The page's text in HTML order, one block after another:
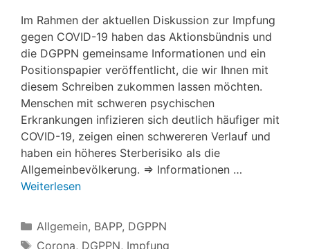
Im Rahmen der aktuellen Diskussion zur Impfung
gegen COVID-19 haben das Aktionsbündnis und
die DGPPN gemeinsame Informationen und ein
Positionspapier veröffentlicht, die wir Ihnen mit
diesem Schreiben zukommen lassen möchten.
Menschen mit schweren psychischen
Erkrankungen infizieren sich deutlich häufiger mit
COVID-19, zeigen einen schwereren Verlauf und
haben ein höheres Sterberisiko als die
Allgemeinbevölkerung. ⇒ Informationen …
Weiterlesen
Kategorien
Allgemein, BAPP, DGPPN
Schlagwörter
Corona, DGPPN, Impfung